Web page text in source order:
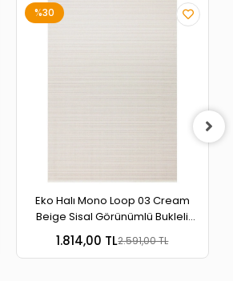
%30
Eko Halı Mono Loop 03 Cream
Beige Sisal Görünümlü Bukleli
Kaymaz Tabanlı Yıkanabilir Halı
1.814,00 TL2.591,00 TL